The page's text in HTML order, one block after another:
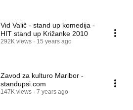
Vid Valič - stand up komedija -
HIT stand up Križanke 2010
292K views 15 years ago
Zavod za kulturo Maribor -
standupsi.com
147K views 7 years ago